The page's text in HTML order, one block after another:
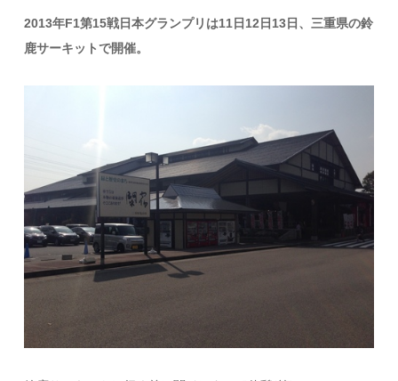
2013年F1第15戦日本グランプリは11日12日13日、三重県の鈴
鹿サーキットで開催。